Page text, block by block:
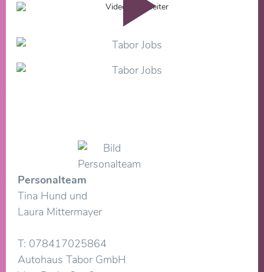
Personalteam
Tina Hund und
Laura Mittermayer
T: 078417025864
Autohaus Tabor GmbH